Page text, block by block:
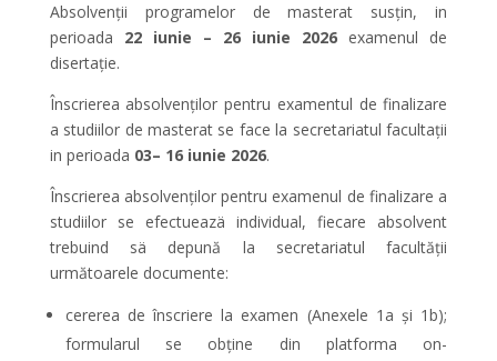
Absolvenții programelor de masterat susțin, in
perioada 22 iunie – 26 iunie 2026 examenul de
disertație.
Înscrierea absolvenților pentru examentul de finalizare
a studiilor de masterat se face la secretariatul facultații
in perioada 03– 16 iunie 2026.
Înscrierea absolvenților pentru examenul de finalizare a
studiilor se efectueazä individual, fiecare absolvent
trebuind sä depună la secretariatul facultății
următoarele documente:
cererea de înscriere la examen (Anexele 1a și 1b);
formularul se obține din platforma on-